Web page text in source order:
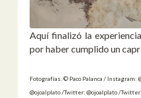
Aquí finalizó la
por haber cumplido un
Fotografías: © Paco Palanca / Instagram:
@ojoalplato /Twitter: @ojoalplato /Twitter: